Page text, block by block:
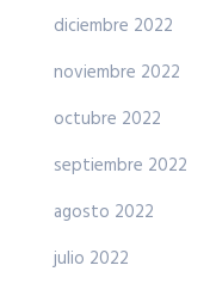
diciembre 2022
noviembre 2022
octubre 2022
septiembre 2022
agosto 2022
julio 2022